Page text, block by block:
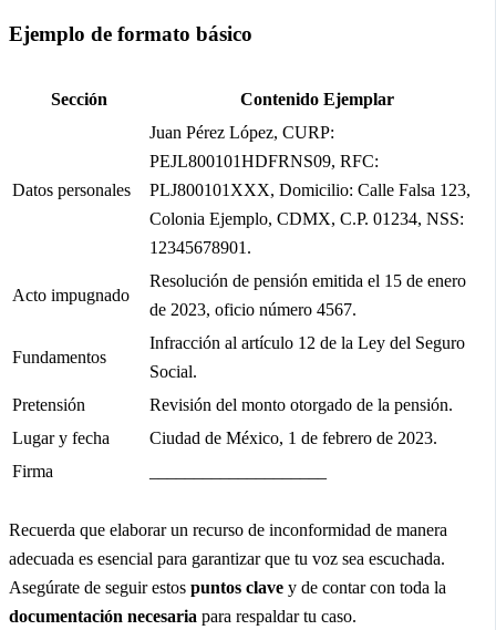
Ejemplo de formato básico
Sección Contenido Ejemplar
Datos personales
Juan Pérez López, CURP:
PEJL800101HDFRNS09, RFC:
PLJ800101XXX, Domicilio: Calle Falsa 123,
Colonia Ejemplo, CDMX, C.P. 01234, NSS:
12345678901.
Acto impugnado
Resolución de pensión emitida el 15 de enero
de 2023, oficio número 4567.
Fundamentos
Infracción al artículo 12 de la Ley del Seguro
Social.
Pretensión
Revisión del monto otorgado de la pensión.
Lugar y fecha
Ciudad de México, 1 de febrero de 2023.
Firma
Recuerda que elaborar un recurso de inconformidad de manera
adecuada es esencial para garantizar que tu voz sea escuchada.
Asegúrate de seguir estos puntos clave y de contar con toda la
documentación necesaria para respaldar tu caso.